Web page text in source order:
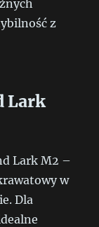
z
Lark
Lark M2 –
w
Dla